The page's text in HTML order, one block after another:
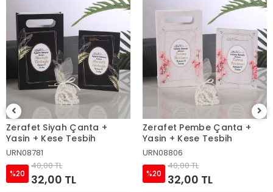
Zerafet Pembe Çanta +
Yasin + Kese Tesbih
URN08806
%20
40,00 TL
32,00 TL
Taç Pembe Çanta + Yasin
+ Kese Tesbih
URN08533
%20
40,00 TL
32,00 TL